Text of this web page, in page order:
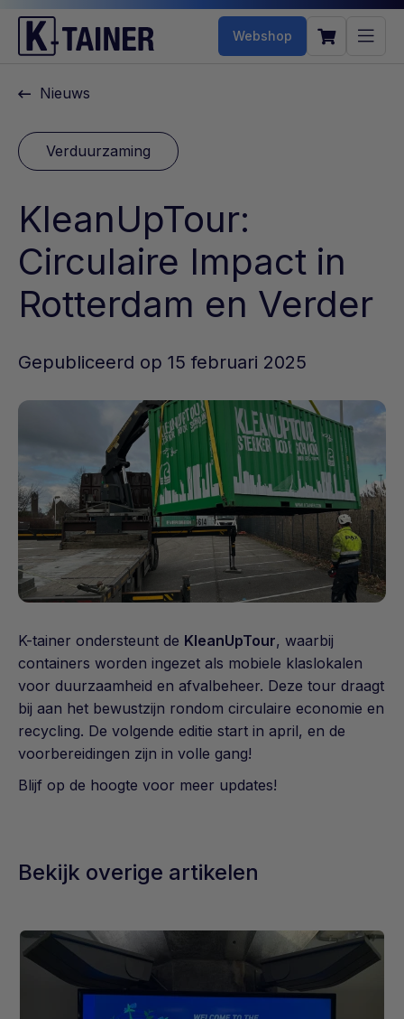
Webshop
Nieuws
Verduurzaming
KleanUpTour:
Circulaire Impact in
Rotterdam en Verder
Gepubliceerd op 15 februari 2025
K-tainer ondersteunt de KleanUpTour, waarbij
containers worden ingezet als mobiele klaslokalen
voor duurzaamheid en afvalbeheer. Deze tour draagt
bij aan het bewustzijn rondom circulaire economie en
recycling. De volgende editie start in april, en de
voorbereidingen zijn in volle gang!
Blijf op de hoogte voor meer updates!
Bekijk overige artikelen